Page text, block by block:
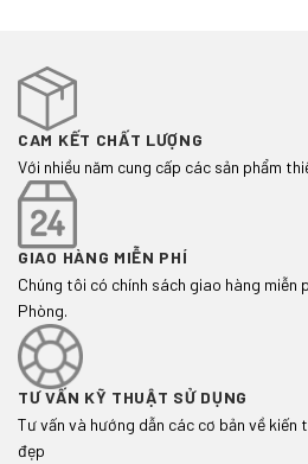
CAM KẾT CHẤT LƯỢNG
Với nhiều năm cung cấp các sản phẩm
GIAO HÀNG MIỄN PHÍ
Chúng tôi có chính sách giao hàng miễn
Phòng.
TƯ VẤN KỸ THUẬT SỬ DỤNG
Tư vấn và hướng dẫn các cơ bản về kiến
đẹp